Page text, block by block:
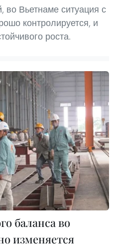
во Вьетнаме ситуация с
контролируется, и
роста.
баланса во
изменяется